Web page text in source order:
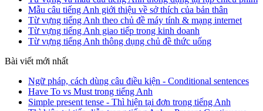
Mẫu câu tiếng Anh giới thiệu về sở thích của bản thân
Từ vựng tiếng Anh theo chủ đề máy tính & mạng internet
Từ vựng tiếng Anh giao tiếp trong kinh doanh
Từ vựng tiếng Anh thông dụng chủ đề thức uống
Bài viết mới nhất
Ngữ pháp, cách dùng câu điều kiện - Conditional sentences
Have To vs Must trong tiếng Anh
Simple present tense - Thì hiện tại đơn trong tiếng Anh